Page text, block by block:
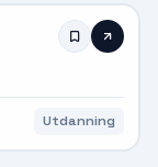
Utdanning